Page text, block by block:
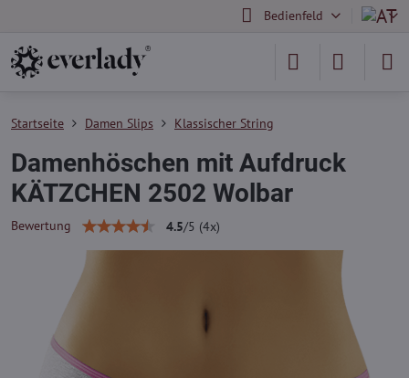
Bedienfeld
Startseite Damen Slips Klassischer String
Damenhöschen mit Aufdruck
KÄTZCHEN 2502 Wolbar
Bewertung 4.5/5 (4x)